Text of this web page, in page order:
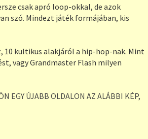
csak apró loop-okkal, de azok
szó. Mindezt játék formájában, kis
10 kultikus alakjáról a hip-hop-nak. Mint
vagy Grandmaster Flash milyen
EGY ÚJABB OLDALON AZ ALÁBBI KÉP,